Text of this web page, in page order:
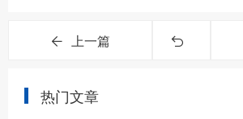
上一篇
热门文章